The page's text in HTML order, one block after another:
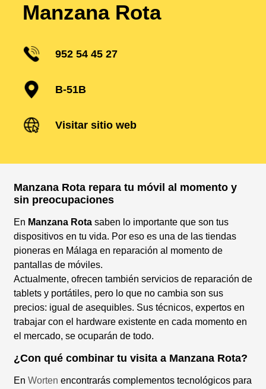
Manzana Rota
952 54 45 27
B-51B
Visitar sitio web
Manzana Rota repara tu móvil al momento y
sin preocupaciones
En Manzana Rotasaben lo importante que son tus
dispositivos en tu vida. Por eso es una de las tiendas
pioneras en Málaga en reparación al momento de
pantallas de móviles.
Actualmente, ofrecen también servicios de reparación de
tablets y portátiles, pero lo que no cambia son sus
precios: igual de asequibles. Sus técnicos, expertos en
trabajar con el hardware existente en cada momento en
el mercado, se ocuparán de todo.
¿Con qué combinar tu visita a Manzana Rota?
En Worten encontrarás complementos tecnológicos para